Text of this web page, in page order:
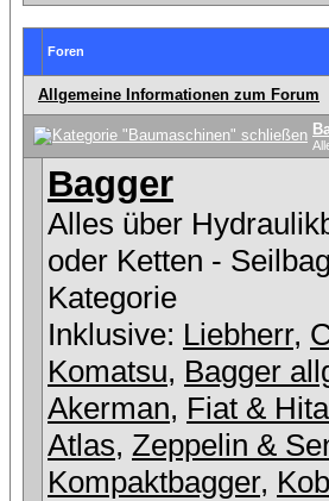
Foren
Allgemeine Informationen zum Forum
Bagger
Alles über
oder Ketten -
Kategorie
Inklusive: Liebherr,
Komatsu, Bagger
Akerman, Fiat &
Atlas, Zeppelin &
Kompaktbagger,